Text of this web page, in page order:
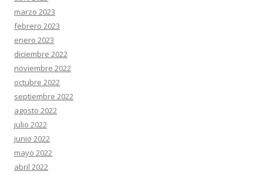
marzo 2023
febrero 2023
enero 2023
diciembre 2022
noviembre 2022
octubre 2022
septiembre 2022
agosto 2022
julio 2022
junio 2022
mayo 2022
abril 2022